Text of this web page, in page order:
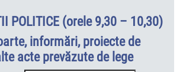
POLITICE (orele 9,30 – 10,30)
informări, proiecte de
acte prevăzute de lege